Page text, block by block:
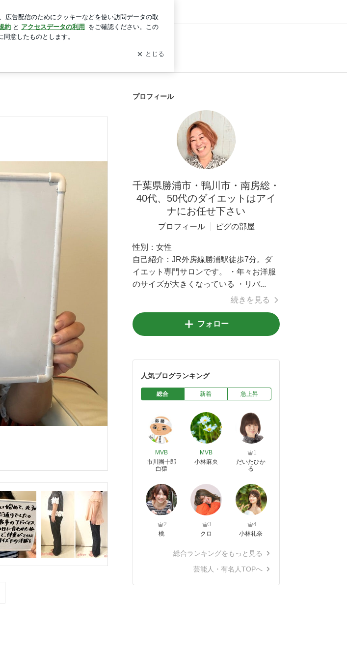
プロフィール
千葉県勝浦市・鴨川市・南房総・
40代、50代のダイエットはアイ
ナにお任せ下さい
プロフィール ピグの部屋
性別： 女性
自己紹介： JR外房線勝浦駅徒歩7分。ダ
イエット専門サロンです。 ・年々お洋服
のサイズが大きくなっている ・リバ...
続きを見る
フォロー
人気ブログランキング
総合 新着 急上昇
MVB
市川團十郎
白猿
MVB
小林麻央
1
だいたひか
る
2
桃
3
クロ
4
小林礼奈
総合ランキングをもっと見る
芸能人・有名人TOPへ